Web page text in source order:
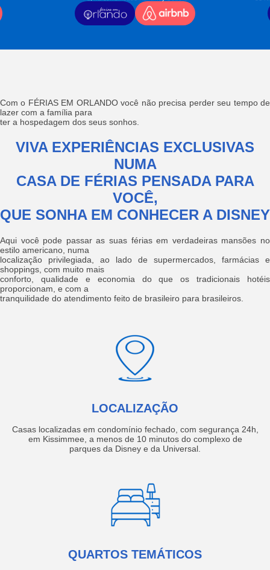
Com o FÉRIAS EM ORLANDO você não precisa perder seu tempo de
lazer com a família para
ter a hospedagem dos seus sonhos.
VIVA EXPERIÊNCIAS EXCLUSIVAS
NUMA
CASA DE FÉRIAS PENSADA PARA
VOCÊ,
QUE SONHA EM CONHECER A DISNEY
Aqui você pode passar as suas férias em verdadeiras mansões no
estilo americano, numa
localização privilegiada, ao lado de supermercados, farmácias e
shoppings, com muito mais
conforto, qualidade e economia do que os tradicionais hotéis
proporcionam, e com a
tranquilidade do atendimento feito de brasileiro para brasileiros.
LOCALIZAÇÃO
Casas localizadas em condomínio fechado, com segurança 24h,
em Kissimmee, a menos de 10 minutos do complexo de
parques da Disney e da Universal.
QUARTOS TEMÁTICOS